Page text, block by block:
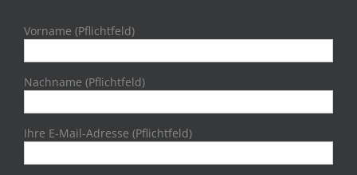
Vorname (Pflichtfeld)
Nachname (Pflichtfeld)
Ihre E-Mail-Adresse (Pflichtfeld)